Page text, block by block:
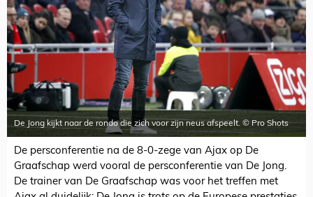
De Jong kijkt naar de rondo die zich voor zijn neus afspeelt. © Pro Shots
De persconferentie na de 8-0-zege van Ajax op De
Graafschap werd vooral de persconferentie van De Jong.
De trainer van De Graafschap was voor het treffen met